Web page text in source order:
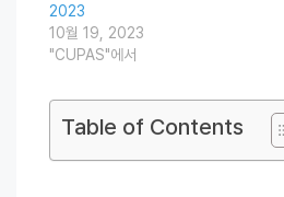
2023
10월 19, 2023
"CUPAS"에서
Table of Contents